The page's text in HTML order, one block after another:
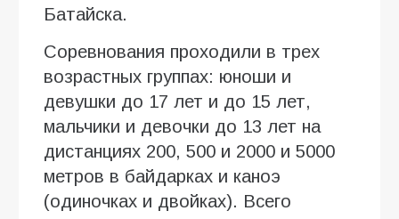
Батайска.
Соревнования проходили в трех
возрастных группах: юноши и
девушки до 17 лет и до 15 лет,
мальчики и девочки до 13 лет на
дистанциях 200, 500 и 2000 и 5000
метров в байдарках и каноэ
(одиночках и двойках). Всего